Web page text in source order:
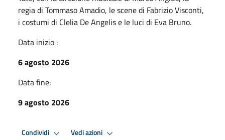
regia di Tommaso Amadio, le scene di Fabrizio Visconti,
i costumi di Clelia De Angelis e le luci di Eva Bruno.
Data inizio :
6 agosto 2026
Data fine:
9 agosto 2026
Condividi Vedi azioni